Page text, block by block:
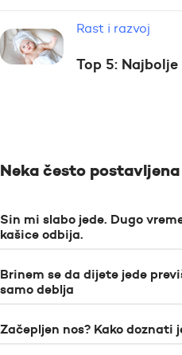
Rast i razvoj
Top 5:
Neka često
Sin mi slabo jede. Dugo
kašice odbija.
Brinem se da dijete jede
samo deblja
Začepljen nos? Kako doznati